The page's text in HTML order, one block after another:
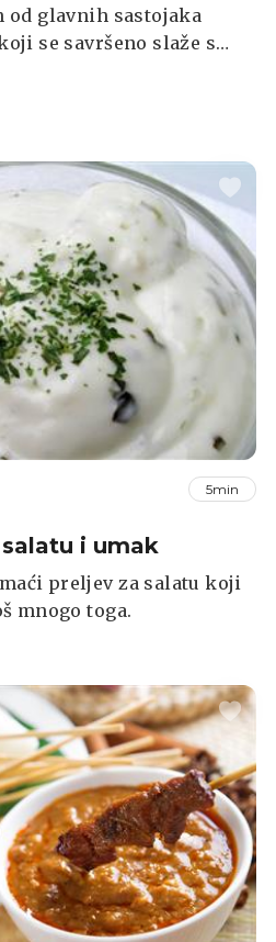
od glavnih sastojaka
se savršeno slaže s
5min
i umak
preljev za salatu koji
mnogo toga.